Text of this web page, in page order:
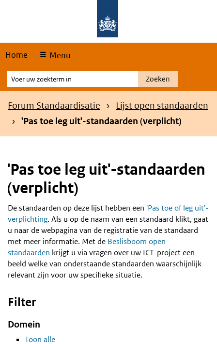
Home Menu
Voer
uw
zoekterm
Zoeken
Kruimelpad
Forum Standaardisatie
Lijst open standaarden
'Pas toe leg uit'-standaarden (verplicht)
'Pas toe leg uit'-standaarden
(verplicht)
Content
De standaarden op deze lijst hebben een 'Pas toe of leg uit'-
verplichting. Als u op de naam van een standaard klikt, gaat
u naar de webpagina van de registratie van de standaard
met meer informatie. Met de Beslisboom open
standaarden krijgt u via vragen over uw ICT-project een
beeld welke van onderstaande standaarden waarschijnlijk
relevant zijn voor uw specifieke situatie.
Filter
Domein
Toon alle